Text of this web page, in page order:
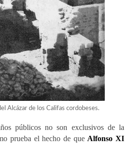
Alcázar de los Califas cordobeses.
públicos no son exclusivos de la
prueba el hecho de queAlfonso XI